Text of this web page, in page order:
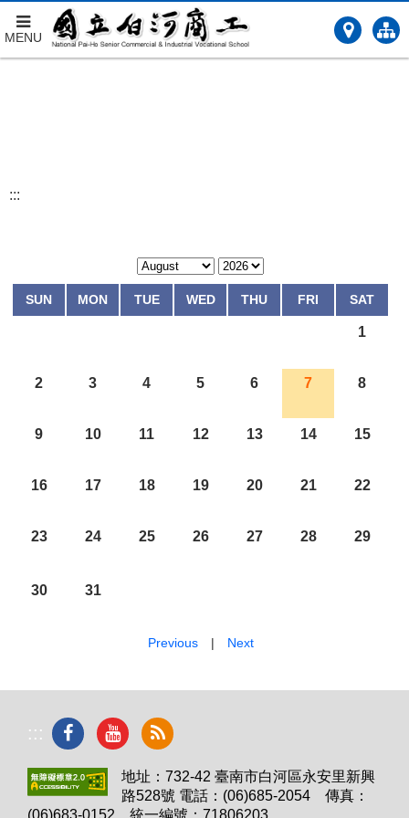
跳
MENU
:::
SUN MON TUE WED THU FRI SAT
1
2 3 4 5 6 7 8
9 10 11 12 13 14 15
16 17 18 19 20 21 22
23 24 25 26 27 28 29
30 31
Previous| Next
:::
地址：732-42 臺南市白河區永安里新興
路528號 電話：(06)685-2054 傳真：
(06)683-0152 統一編號：71806203